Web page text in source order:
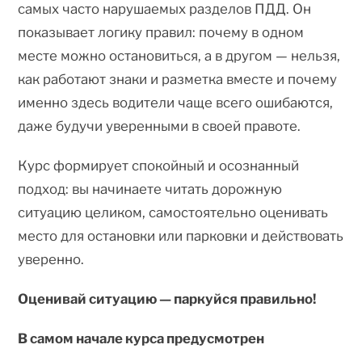
самых часто нарушаемых разделов ПДД. Он
показывает логику правил: почему в одном
месте можно остановиться, а в другом — нельзя,
как работают знаки и разметка вместе и почему
именно здесь водители чаще всего ошибаются,
даже будучи уверенными в своей правоте.
Курс формирует спокойный и осознанный
подход: вы начинаете читать дорожную
ситуацию целиком, самостоятельно оценивать
место для остановки или парковки и действовать
уверенно.
Оценивай ситуацию — паркуйся правильно!
В самом начале курса предусмотрен